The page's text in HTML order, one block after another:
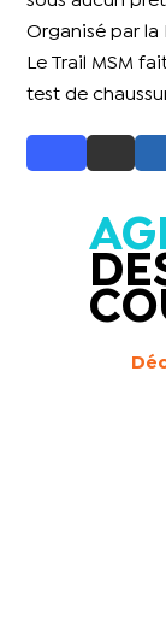
Organisé par la
Le Trail MSM
test de